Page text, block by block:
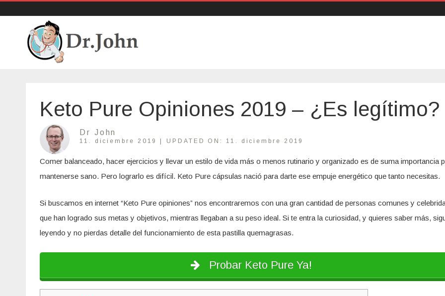
Keto Pure Opiniones 2019 – ¿Es legítimo?
Dr John
11. diciembre 2019 | UPDATED ON:11. diciembre 2019
Comer balanceado, hacer ejercicios y llevar un estilo de vida más o menos rutinario y organizado es de suma importancia
mantenerse sano. Pero lograrlo es difícil. Keto Pure cápsulas nació para darte ese empuje energético que tanto necesitas.
Si buscamos en internet “Keto Pure opiniones” nos encontraremos con una gran cantidad de personas comunes y
que han logrado sus metas y objetivos, mientras llegaban a su peso ideal. Si te entra la curiosidad, y quieres saber más,
leyendo y no pierdas detalle del funcionamiento de esta pastilla quemagrasas.
Probar Keto Pure Ya!